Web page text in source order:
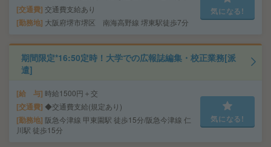
交通費 交通費支給あり
勤務地 大阪府堺市堺区 南海高野線 堺東駅徒歩7分
気になる!
期間限定*16:50定時！大学での広報誌編集・校正業務[派
遣]
給 与 時給1500円＋交
交通費 ◆交通費支給(規定あり)
勤務地 阪急今津線 甲東園駅 徒歩15分/阪急今津線 仁
川駅 徒歩15分
気になる!